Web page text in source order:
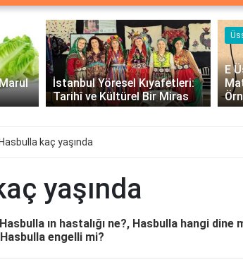
İstanbul Yöresel Kıyafetleri:
Tarihî ve Kültürel Bir Miras
E
Hasbulla kaç yaşında
yaşında
ın hastalığı ne?, Hasbulla hangi dine
engelli mi?